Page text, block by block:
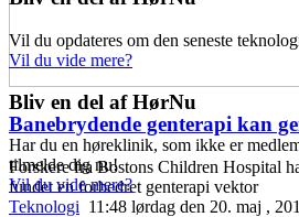
Banebrydende genterapi kan
Forskere fra Bostons Children Hospital
fundet en forbedret genterapi vektor
Teknologi 11:48 lørdag den 20. maj ,
Vil du opdateres om den seneste
Vil du vide mere?
Bliv en del af HørNu
Har du en høreklinik, som ikke er
tilmelde dig nu!
Vil du vide mere?